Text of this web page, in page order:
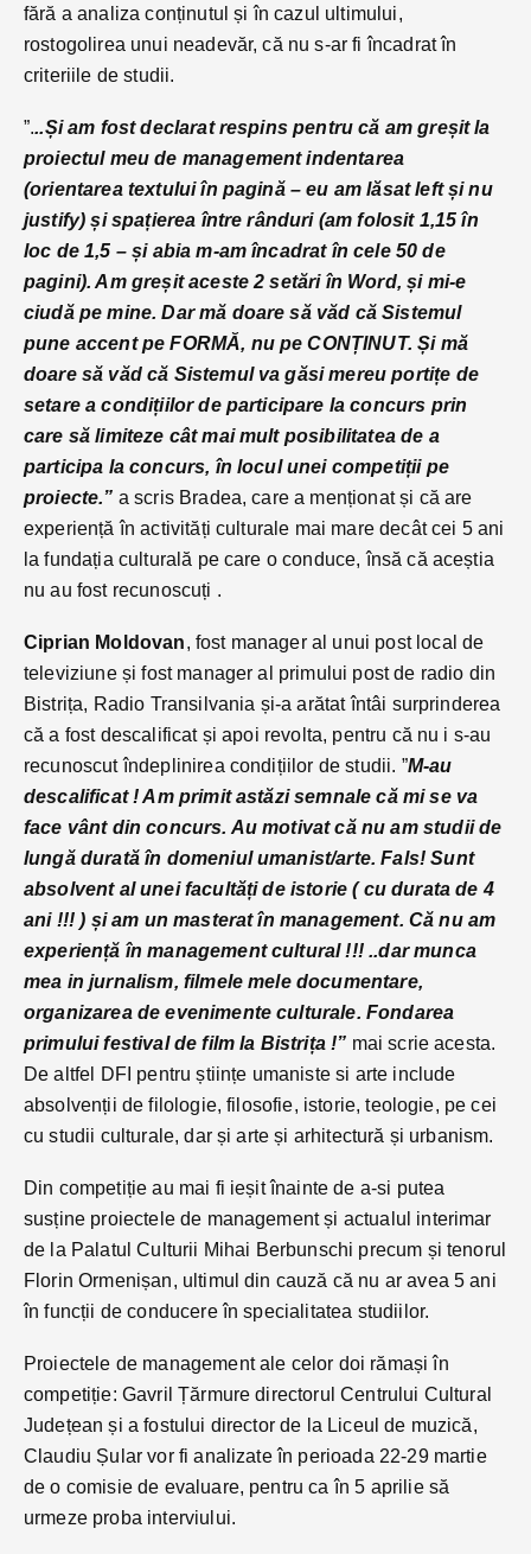
fără a analiza conținutul și în cazul ultimului,
rostogolirea unui neadevăr, că nu s-ar fi încadrat în
criteriile de studii.
”...Și am fost declarat respins pentru că am greșit la
proiectul meu de management indentarea
(orientarea textului în pagină – eu am lăsat left și nu
justify) și spațierea între rânduri (am folosit 1,15 în
loc de 1,5 – și abia m-am încadrat în cele 50 de
pagini). Am greșit aceste 2 setări în Word, și mi-e
ciudă pe mine.Dar mă doare să văd că Sistemul
pune accent pe FORMĂ, nu pe CONȚINUT. Și mă
doare să văd că Sistemul va găsi mereu portițe de
setare a condițiilor de participare la concurs prin
care să limiteze cât mai mult posibilitatea de a
participa la concurs, în locul unei competiții pe
proiecte.” a scris Bradea, care a menționat și că are
experiență în activități culturale mai mare decât cei 5 ani
la fundația culturală pe care o conduce, însă că aceștia
nu au fost recunoscuți .
Ciprian Moldovan, fost manager al unui post local de
televiziune și fost manager al primului post de radio din
Bistrița, Radio Transilvania și-a arătat întâi surprinderea
că a fost descalificat și apoi revolta, pentru că nu i s-au
recunoscut îndeplinirea condițiilor de studii. ”M-au
descalificat ! Am primit astăzi semnale că mi se va
face vânt din concurs. Au motivat că nu am studii de
lungă durată în domeniul umanist/arte. Fals! Sunt
absolvent al unei facultăți de istorie ( cu durata de 4
ani !!! ) și am un masterat în management. Că nu am
experiență în management cultural !!! ..dar munca
mea in jurnalism, filmele mele documentare,
organizarea de evenimente culturale. Fondarea
primului festival de film la Bistrița !” mai scrie acesta.
De altfel DFI pentru științe umaniste si arte include
absolvenții de filologie, filosofie, istorie, teologie, pe cei
cu studii culturale, dar și arte și arhitectură și urbanism.
Din competiție au mai fi ieșit înainte de a-si putea
susține proiectele de management și actualul interimar
de la Palatul Culturii Mihai Berbunschi precum și tenorul
Florin Ormenișan, ultimul din cauză că nu ar avea 5 ani
în funcții de conducere în specialitatea studiilor.
Proiectele de management ale celor doi rămași în
competiție: Gavril Țărmure directorul Centrului Cultural
Județean și a fostului director de la Liceul de muzică,
Claudiu Șular vor fi analizate în perioada 22-29 martie
de o comisie de evaluare, pentru ca în 5 aprilie să
urmeze proba interviului.